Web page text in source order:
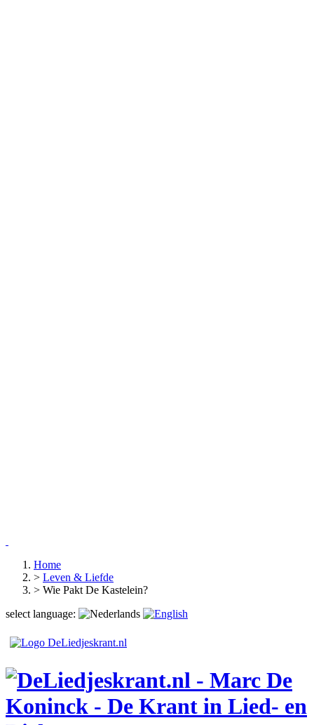
Home
> Leven & Liefde
> Wie Pakt De Kastelein?
select language: